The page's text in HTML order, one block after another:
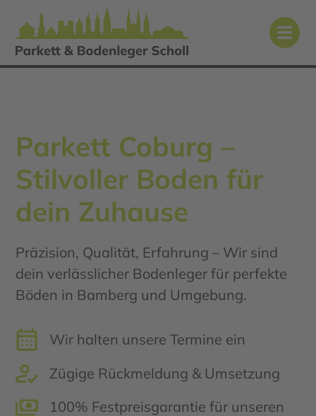
Parkett Coburg –
Stilvoller Boden für
dein Zuhause
Präzision, Qualität, Erfahrung – Wir sind
dein verlässlicher Bodenleger für perfekte
Böden in Bamberg und Umgebung.
Wir halten unsere Termine ein
Zügige Rückmeldung & Umsetzung
100% Festpreisgarantie für unseren